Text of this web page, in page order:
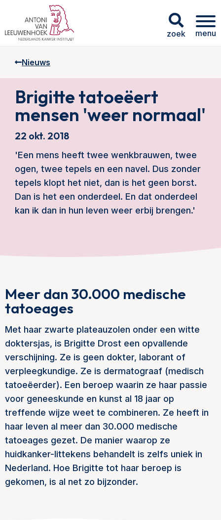
zoek menu
Nieuws
Brigitte tatoeëert
mensen 'weer normaal'
22 okt. 2018
​'Een mens heeft twee wenkbrauwen, twee
ogen, twee tepels en een navel. Dus zonder
tepels klopt het niet, dan is het geen borst.
Dan is het een onderdeel. En dat onderdeel
kan ik dan in hun leven weer erbij brengen.'​
Meer dan 30.000 medische
tatoeages
Met haar zwarte plateauzolen onder een witte
doktersjas, is Brigitte Drost een opvallende
verschijning. Ze is geen dokter, laborant of
verpleegkundige. Ze is dermatograaf (medisch
tatoeëerder). Een beroep waarin ze haar passie
voor geneeskunde en kunst al 18 jaar op
treffende wijze weet te combineren. Ze heeft in
haar leven al meer dan 30.000 medische
tatoeages gezet. De manier waarop ze
huidkanker-littekens behandelt is zelfs uniek in
Nederland. Hoe Brigitte tot haar beroep is
gekomen, is al net zo bijzonder.​